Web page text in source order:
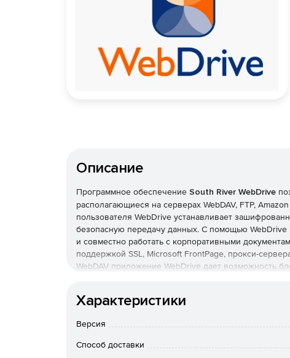
Описание
Программное обеспечение South River WebDrive
располагающиеся на серверах WebDAV, FTP,
пользователя WebDrive устанавливает
безопасную передачу данных. С помощью WebDrive
и совместно работать с корпоративными
поддержкой SSL, Microsoft FrontPage, прокси-
WebDAV приложение WebDrive дает возможность
доступа к файлам.
Совместимость с Amazon S3. WebDrive может
Характеристики
Версия
Способ доставки